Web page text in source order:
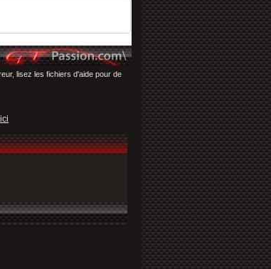
lisez les fichiers d'aide pour de
ici